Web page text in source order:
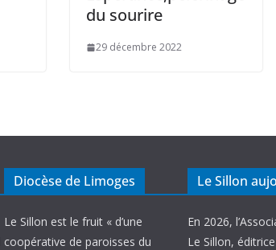
du sourire
29 décembre 2022
Diocèse de Limoges
Le Sillon est le fruit « d’une
coopérative de paroisses du
Le Sillon
En 2026,
Le Sillon,